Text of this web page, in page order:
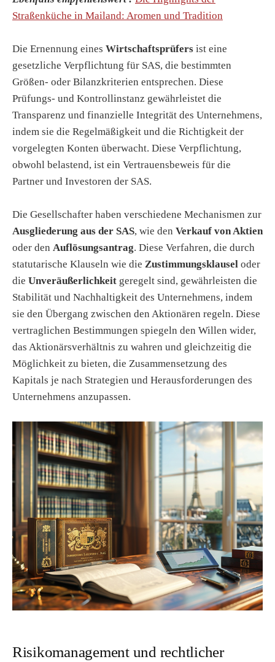
Straßenküche in Mailand: Aromen und Tradition
Die Ernennung eines Wirtschaftsprüfers ist eine
gesetzliche Verpflichtung für SAS, die bestimmten
Größen- oder Bilanzkriterien entsprechen. Diese
Prüfungs- und Kontrollinstanz gewährleistet die
Transparenz und finanzielle Integrität des Unternehmens,
indem sie die Regelmäßigkeit und die Richtigkeit der
vorgelegten Konten überwacht. Diese Verpflichtung,
obwohl belastend, ist ein Vertrauensbeweis für die
Partner und Investoren der SAS.
Die Gesellschafter haben verschiedene Mechanismen zur
Ausgliederung aus der SAS, wie den Verkauf von Aktien
oder den Auflösungsantrag. Diese Verfahren, die durch
statutarische Klauseln wie die Zustimmungsklausel oder
die Unveräußerlichkeit geregelt sind, gewährleisten die
Stabilität und Nachhaltigkeit des Unternehmens, indem
sie den Übergang zwischen den Aktionären regeln. Diese
vertraglichen Bestimmungen spiegeln den Willen wider,
das Aktionärsverhältnis zu wahren und gleichzeitig die
Möglichkeit zu bieten, die Zusammensetzung des
Kapitals je nach Strategien und Herausforderungen des
Unternehmens anzupassen.
Risikomanagement und rechtlicher